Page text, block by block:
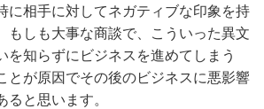
に相手に対してネガティブな印象を持
もしも大事な商談で、こういった異文
を知らずにビジネスを進めてしまう
とが原因でその後のビジネスに悪影響
と思います。